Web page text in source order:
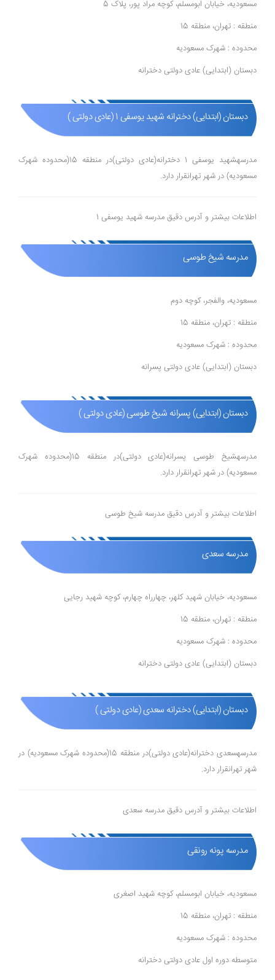
مسعودیه، خیابان ابومسلم، کوچه مراد پور، پلاک 5
منطقه : تهران، منطقه 15
محدوده : شهرک مسعودیه
دبستان (ابتدایی) عادی دولتی دخترانه
دبستان (ابتدایی) دخترانه شهید یوسفی 1 (عادی دولتی )
مدرسهشهید یوسفی 1 دخترانه(عادی دولتی)در منطقه 15(محدوده شهرک
مسعودیه) در شهر تهرانقرار دارد.
اطلاعات بیشتر و آدرس دقیق مدرسه شهید یوسفی 1
مدرسه شیخ طوسی
مسعودیه، والفجر، کوچه دوم
منطقه : تهران، منطقه 15
محدوده : شهرک مسعودیه
دبستان (ابتدایی) عادی دولتی پسرانه
دبستان (ابتدایی) پسرانه شیخ طوسی (عادی دولتی )
مدرسهشیخ طوسی پسرانه(عادی دولتی)در منطقه 15(محدوده شهرک
مسعودیه) در شهر تهرانقرار دارد.
اطلاعات بیشتر و آدرس دقیق مدرسه شیخ طوسی
مدرسه سعدی
مسعودیه، خیابان شهید کلهر، چهارراه چهارم، کوچه شهید رجایی
منطقه : تهران، منطقه 15
محدوده : شهرک مسعودیه
دبستان (ابتدایی) عادی دولتی دخترانه
دبستان (ابتدایی) دخترانه سعدی (عادی دولتی )
مدرسهسعدی دخترانه(عادی دولتی)در منطقه 15(محدوده شهرک مسعودیه) در
شهر تهرانقرار دارد.
اطلاعات بیشتر و آدرس دقیق مدرسه سعدی
مدرسه پونه رونقی
مسعودیه، خیابان ابومسلم، کوچه شهید اصغری
منطقه : تهران، منطقه 15
محدوده : شهرک مسعودیه
متوسطه دوره اول عادی دولتی دخترانه